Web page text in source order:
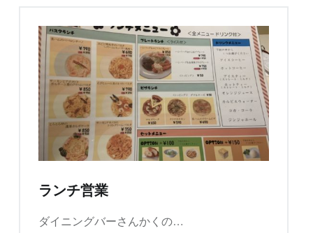
ランチ営業
ダイニングバーさんかくの…